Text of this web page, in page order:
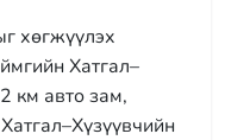
хөгжүүлэх
Хатгал–
км авто зам,